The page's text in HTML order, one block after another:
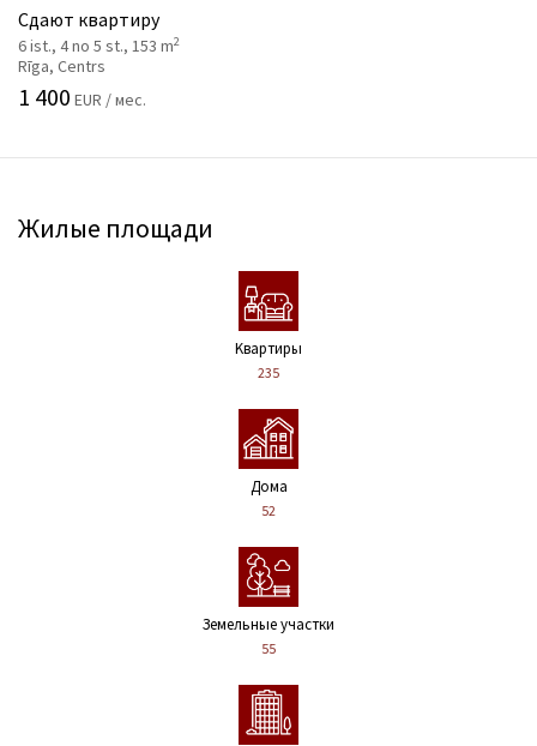
Сдают квартиру
6 ist., 4 no 5 st., 153 m2
Rīga, Centrs
1 400 EUR / мес.
Жилые площади
Kвартиры
235
Дома
52
Земельные участки
55